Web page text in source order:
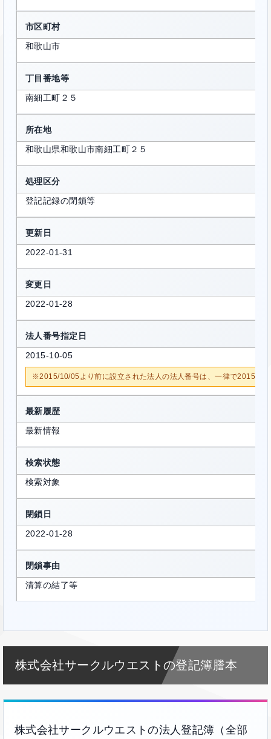
市区町村
和歌山市
丁目番地等
南細工町２５
所在地
和歌山県和歌山市南細工町２５
処理区分
登記記録の閉鎖等
更新日
2022-01-31
変更日
2022-01-28
法人番号指定日
2015-10-05
※2015/10/05より前に設立された法人の法人番号は、一律で2015/10/
最新履歴
最新情報
検索状態
検索対象
閉鎖日
2022-01-28
閉鎖事由
清算の結了等
株式会社サークルウエストの登記簿謄本
株式会社サークルウエストの法人登記簿（全部